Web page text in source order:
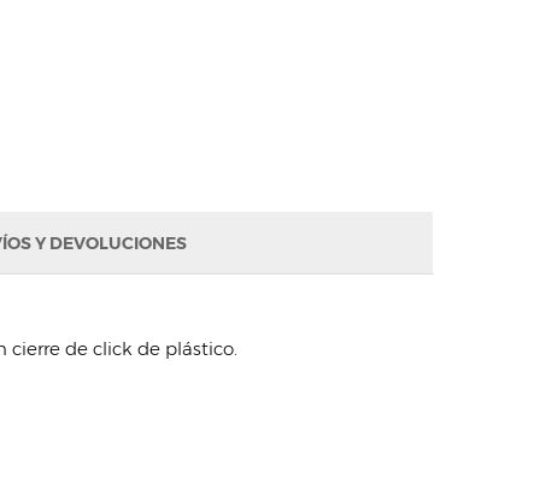
Y DEVOLUCIONES
de click de plástico.